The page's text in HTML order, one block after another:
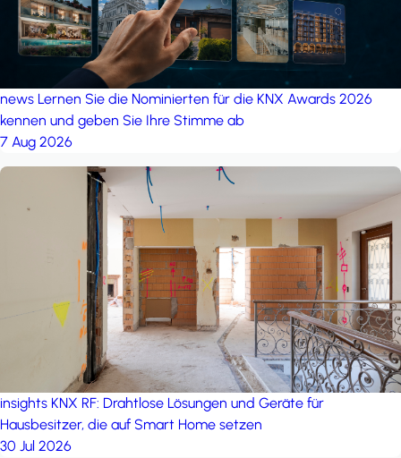
news Lernen Sie die Nominierten für die KNX Awards 2026
kennen und geben Sie Ihre Stimme ab
7 Aug 2026
insights KNX RF: Drahtlose Lösungen und Geräte für
Hausbesitzer, die auf Smart Home setzen
30 Jul 2026